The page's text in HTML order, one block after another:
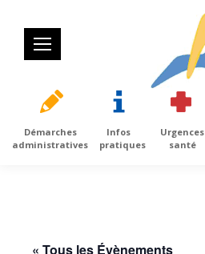
Démarches
administratives
Infos
pratiques
Urgences
santé
« Tous les Évènements